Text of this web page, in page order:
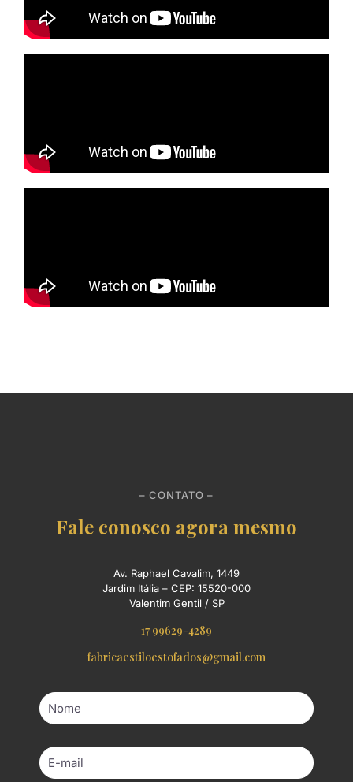
– CONTATO –
Fale conosco agora mesmo
Av. Raphael Cavalim, 1449
Jardim Itália – CEP: 15520-000
Valentim Gentil / SP
17 99629-4289
fabricaestiloestofados@gmail.com